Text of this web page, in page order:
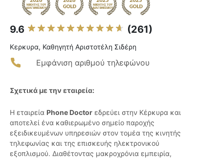
9.6 (261)
Κερκυρα, Καθηγητή Αριστοτέλη Σιδέρη
Εμφάνιση αριθμού τηλεφώνου
Σχετικά με την εταιρεία:
Η εταιρεία Phone Doctor εδρεύει στην Κέρκυρα και
αποτελεί ένα καθιερωμένο σημείο παροχής
εξειδικευμένων υπηρεσιών στον τομέα της κινητής
τηλεφωνίας και της επισκευής ηλεκτρονικού
εξοπλισμού. Διαθέτοντας μακροχρόνια εμπειρία,